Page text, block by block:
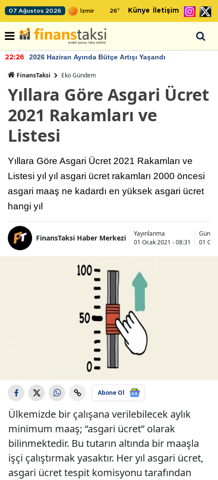
07 Ağustos 2026 26° Künye İletişim
22:24 TCMB'nin rezervlerinde artan momentum
FinansTaksi Eko Gündem
Yıllara Göre Asgari Ücret
2021 Rakamları ve
Listesi
Yıllara Göre Asgari Ücret 2021 Rakamları ve
Listesi yıl yıl asgari ücret rakamları 2000 öncesi
asgari maaş ne kadardı en yüksek asgari ücret
hangi yıl
FinansTaksi Haber Merkezi
Yayınlanma
01 Ocak 2021 - 08:31
01
Abone Ol
Ülkemizde bir çalışana verilebilecek aylık
minimum maaş; “asgari ücret” olarak
bilinmektedir. Bu tutarın altında bir maaşla
işçi çalıştırmak yasaktır. Her yıl asgari ücret,
asgari ücret tespit komisyonu tarafından